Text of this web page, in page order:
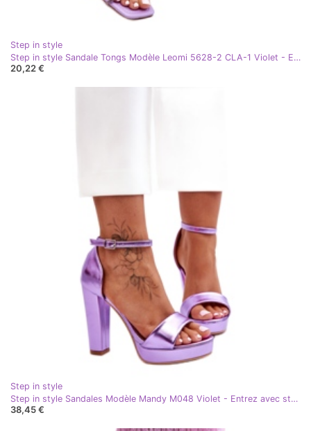
Step in style
Step in style Sandale Tongs Modèle Leomi 5628-2 CLA-1 Violet - Entrez avec style
20,22 €
Step in style
Step in style Sandales Modèle Mandy M048 Violet - Entrez avec style
38,45 €